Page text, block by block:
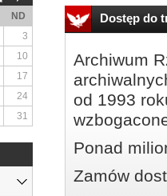
Dostęp do
Archiwum
od 1993
Ponad
Zamów
ND
3
10
17
24
31